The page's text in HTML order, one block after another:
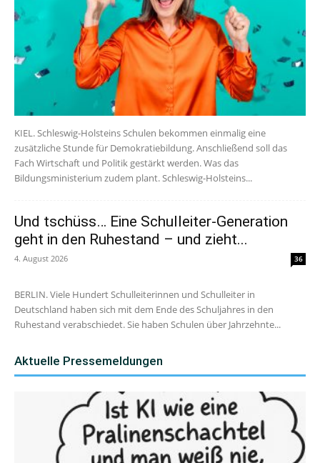
KIEL. Schleswig-Holsteins Schulen bekommen einmalig eine
zusätzliche Stunde für Demokratiebildung. Anschließend soll das
Fach Wirtschaft und Politik gestärkt werden. Was das
Bildungsministerium zudem plant. Schleswig-Holsteins...
Und tschüss… Eine Schulleiter-Generation
geht in den Ruhestand – und zieht...
4. August 2026 36
BERLIN. Viele Hundert Schulleiterinnen und Schulleiter in
Deutschland haben sich mit dem Ende des Schuljahres in den
Ruhestand verabschiedet. Sie haben Schulen über Jahrzehnte...
Aktuelle Pressemeldungen